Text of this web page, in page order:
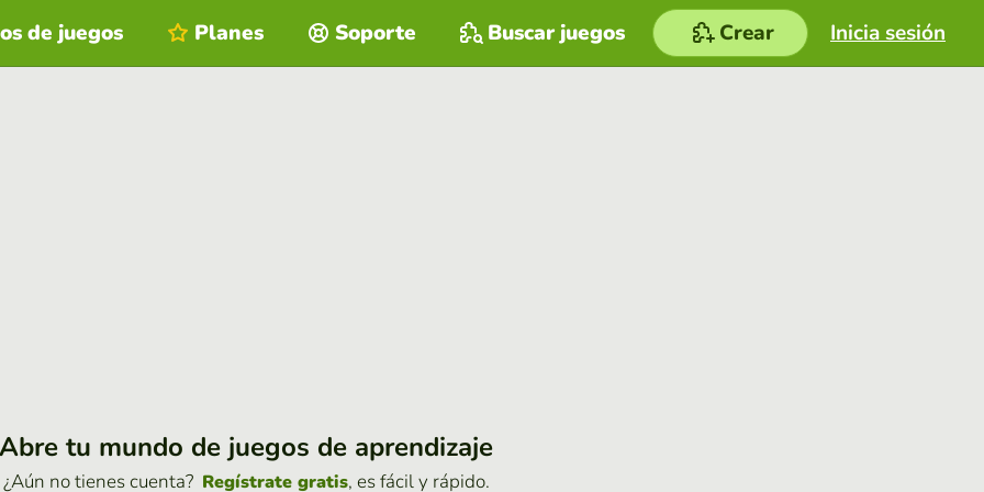
Inicia sesión
de juegos Planes Soporte Buscar juegos Crear
Abre tu mundo de juegos de aprendizaje
¿Aún no tienes cuenta? Regístrate gratis, es fácil y rápido.